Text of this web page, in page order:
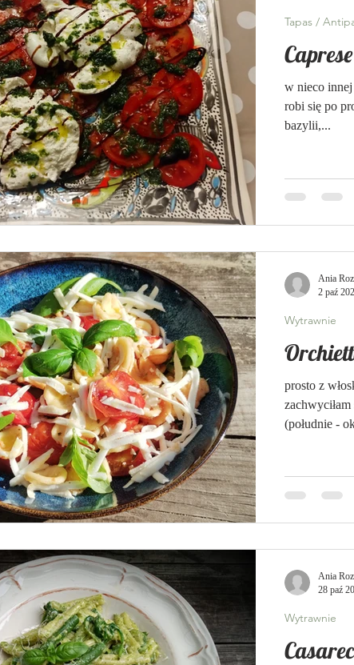
Caprese
w nieco innej
robi się po
bazylii,...
Tapas /
prosto z
(południe -
Wytrawnie
Ania
2 paź
Wytrawnie
Ania
28 paź